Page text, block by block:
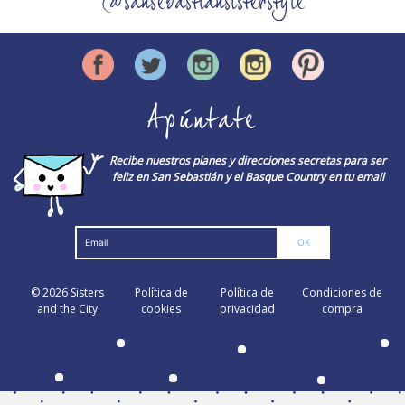
Apúntate
Recibe nuestros planes y direcciones secretas para ser
feliz en San Sebastián y el Basque Country en tu email
© 2026 Sisters
and the City
Política de
cookies
Política de
privacidad
Condiciones de
compra